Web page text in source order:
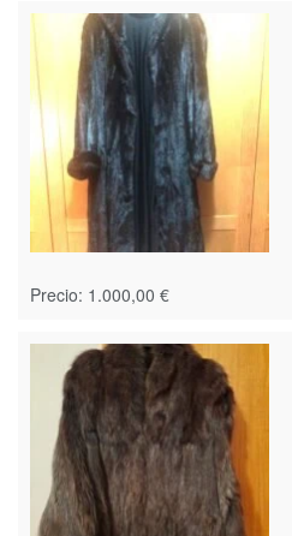
Precio: 1.000,00 €